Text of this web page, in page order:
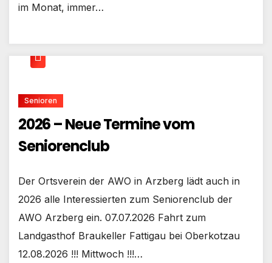
im Monat, immer…
Senioren
2026 – Neue Termine vom
Seniorenclub
Der Ortsverein der AWO in Arzberg lädt auch in
2026 alle Interessierten zum Seniorenclub der
AWO Arzberg ein. 07.07.2026 Fahrt zum
Landgasthof Braukeller Fattigau bei Oberkotzau
12.08.2026 !!! Mittwoch !!!…